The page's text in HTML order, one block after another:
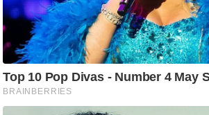
तृ
मि
स्तं
भ
ए